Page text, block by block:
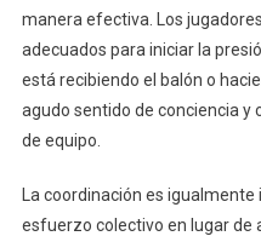
manera efectiva. Los
adecuados para iniciar la
está recibiendo el balón o
agudo sentido de conciencia
de equipo.
La coordinación es
esfuerzo colectivo en lugar de